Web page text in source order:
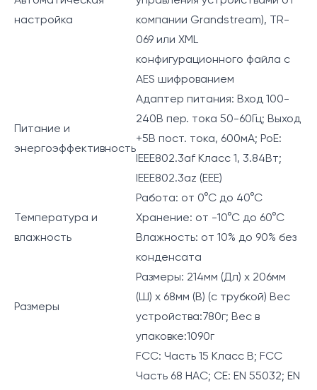
настройка
компании Grandstream), TR-
069 или XML
конфигурационного файла с
AES шифрованием
Питание и
энергоэффективность
Адаптер питания: Вход 100-
240В пер. тока 50-60Гц; Выход
+5В пост. тока, 600мА; PoE:
IEEE802.3af Класс 1, 3.84Вт;
IEEE802.3az (EEE)
Температура и
влажность
Работа: от 0°C до 40°C
Хранение: от -10°C до 60°C
Влажность: от 10% до 90% без
конденсата
Размеры
Размеры: 214мм (Дл) x 206мм
(Ш) x 68мм (В) (с трубкой) Вес
устройства:780г; Вес в
упаковке:1090г
FCC: Часть 15 Класс B; FCC
Часть 68 HAC; CE: EN 55032; EN